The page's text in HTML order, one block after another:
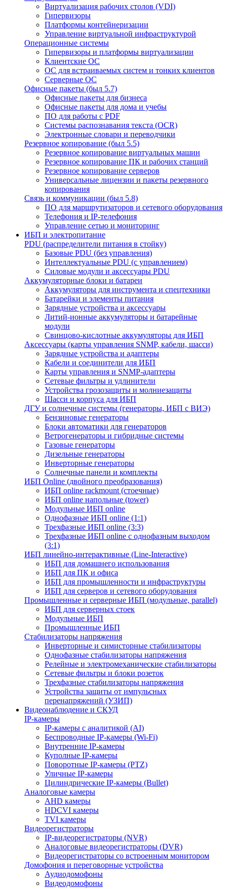
Виртуализация рабочих столов (VDI)
Гипервизоры
Платформы контейнеризации
Управление виртуальной инфраструктурой
Операционные системы
Гипервизоры и платформы виртуализации
Клиентские ОС
ОС для встраиваемых систем и тонких клиентов
Серверные ОС
Офисные пакеты (был 5.7)
Офисные пакеты для бизнеса
Офисные пакеты для дома и учебы
ПО для работы с PDF
Системы распознавания текста (OCR)
Электронные словари и переводчики
Резервное копирование (был 5.5)
Резервное копирование виртуальных машин
Резервное копирование ПК и рабочих станций
Резервное копирование серверов
Универсальные лицензии и пакеты резервного
копирования
Связь и коммуникации (был 5.8)
ПО для маршрутизаторов и сетевого оборудования
Телефония и IP-телефония
Управление сетью и мониторинг
ИБП и электропитание
PDU (распределители питания в стойку)
Базовые PDU (без управления)
Интеллектуальные PDU (с управлением)
Силовые модули и аксессуары PDU
Аккумуляторные блоки и батареи
Аккумуляторы для инструмента и спецтехники
Батарейки и элементы питания
Зарядные устройства и аксессуары
Литий-ионные аккумуляторы и батарейные
модули
Свинцово-кислотные аккумуляторы для ИБП
Аксессуары (карты управления SNMP, кабели, шасси)
Зарядные устройства и адаптеры
Кабели и соединители для ИБП
Карты управления и SNMP-адаптеры
Сетевые фильтры и удлинители
Устройства грозозащиты и молниезащиты
Шасси и корпуса для ИБП
ДГУ и солнечные системы (генераторы, ИБП с ВИЭ)
Бензиновые генераторы
Блоки автоматики для генераторов
Ветрогенераторы и гибридные системы
Газовые генераторы
Дизельные генераторы
Инверторные генераторы
Солнечные панели и комплекты
ИБП Online (двойного преобразования)
ИБП online rackmount (стоечные)
ИБП online напольные (tower)
Модульные ИБП online
Однофазные ИБП online (1:1)
Трехфазные ИБП online (3:3)
Трехфазные ИБП online с однофазным выходом
(3:1)
ИБП линейно-интерактивные (Line-Interactive)
ИБП для домашнего использования
ИБП для ПК и офиса
ИБП для промышленности и инфраструктуры
ИБП для серверов и сетевого оборудования
Промышленные и серверные ИБП (модульные, parallel)
ИБП для серверных стоек
Модульные ИБП
Промышленные ИБП
Стабилизаторы напряжения
Инверторные и симисторные стабилизаторы
Однофазные стабилизаторы напряжения
Релейные и электромеханические стабилизаторы
Сетевые фильтры и блоки розеток
Трехфазные стабилизаторы напряжения
Устройства защиты от импульсных
перенапряжений (УЗИП)
Видеонаблюдение и СКУД
IP-камеры
IP-камеры с аналитикой (AI)
Беспроводные IP-камеры (Wi-Fi)
Внутренние IP-камеры
Куполные IP-камеры
Поворотные IP-камеры (PTZ)
Уличные IP-камеры
Цилиндрические IP-камеры (Bullet)
Аналоговые камеры
AHD камеры
HDCVI камеры
TVI камеры
Видеорегистраторы
IP-видеорегистраторы (NVR)
Аналоговые видеорегистраторы (DVR)
Видеорегистраторы со встроенным монитором
Домофония и переговорные устройства
Аудиодомофоны
Видеодомофоны